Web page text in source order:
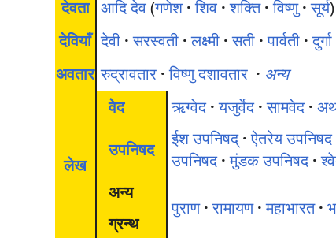
देवता आदि देव(गणेश · शिव · शक्ति · विष्णु · सूर्य)
देवियाँ देवी · सरस्वती · लक्ष्मी · सती · पार्वती · दुर्गा
अवतार रुद्रावतार · विष्णु दशावतार · अन्य
लेख
वेद ऋग्वेद · यजुर्वेद · सामवेद ·
उपनिषद
ईश उपनिषद् · ऐतरेय उपनिषद
उपनिषद · मुंडक उपनिषद ·
अन्य
ग्रन्थ
पुराण · रामायण · महाभारत ·